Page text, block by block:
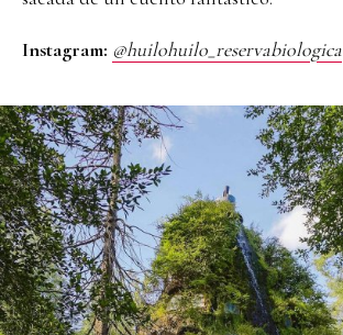
Instagram: @huilohuilo_reservabiologica